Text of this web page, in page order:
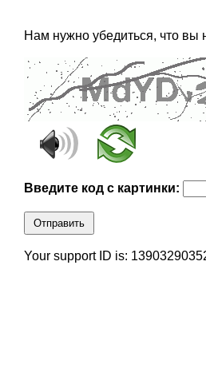
Нам нужно убедиться, что вы
Введите код с картинки:
Отправить
Your support ID is: